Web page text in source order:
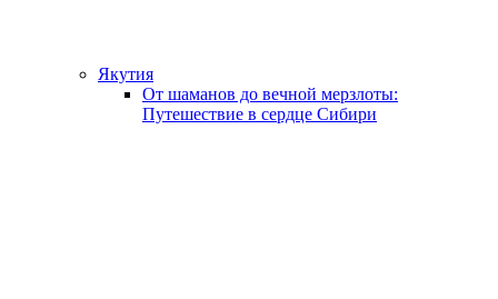
Якутия
От шаманов до вечной мерзлоты:
Путешествие в сердце Сибири